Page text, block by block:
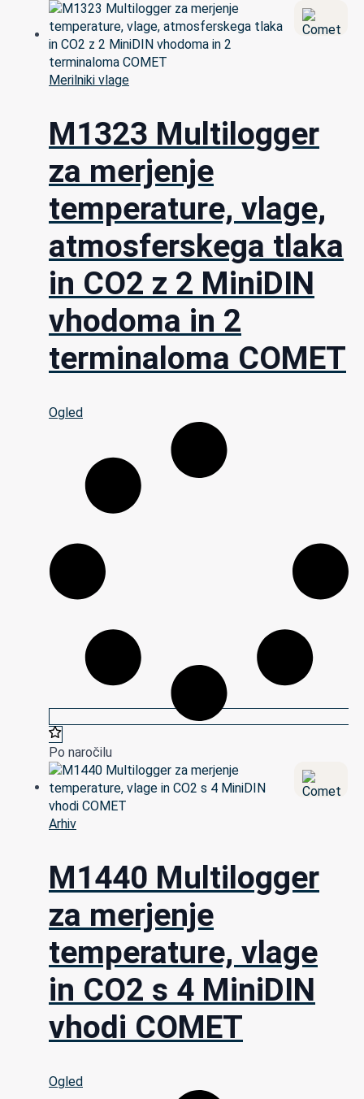
Merilniki vlage
M1323 Multilogger
za merjenje
temperature, vlage,
atmosferskega tlaka
in CO2 z 2 MiniDIN
vhodoma in 2
terminaloma COMET
Ogled
Po naročilu
Arhiv
M1440 Multilogger
za merjenje
temperature, vlage
in CO2 s 4 MiniDIN
vhodi COMET
Ogled